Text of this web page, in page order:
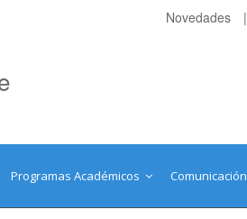
Novedades |
Programas Académicos Comunicación